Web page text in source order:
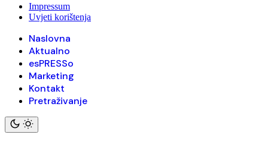
Impressum
Uvjeti korištenja
Naslovna
Aktualno
esPRESSo
Marketing
Kontakt
Pretraživanje